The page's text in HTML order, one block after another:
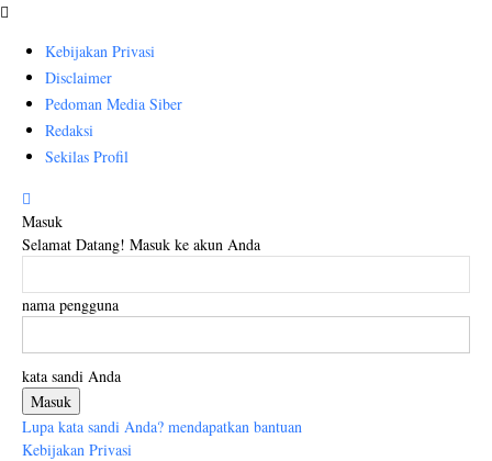
Kebijakan Privasi
Disclaimer
Pedoman Media Siber
Redaksi
Sekilas Profil
Masuk
Selamat Datang! Masuk ke akun Anda
nama pengguna
kata sandi Anda
Lupa kata sandi Anda? mendapatkan bantuan
Kebijakan Privasi